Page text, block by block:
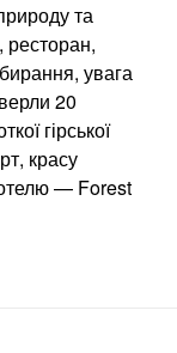
та
ресторан,
увага
20
гірської
красу
— Forest